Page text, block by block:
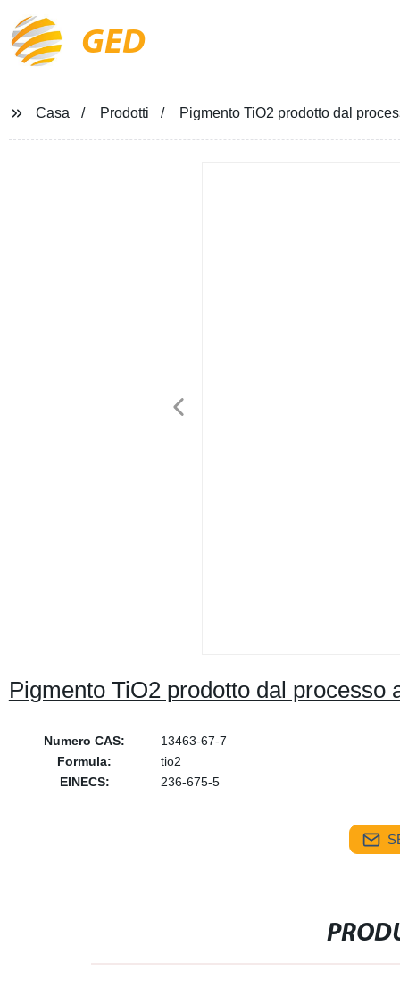
GED
Casa Prodotti Pigmento TiO2 prodotto dal
Pigmento TiO2 prodotto dal processo
Numero CAS:
13463-67-7
Formula:
tio2
EINECS:
236-675-5